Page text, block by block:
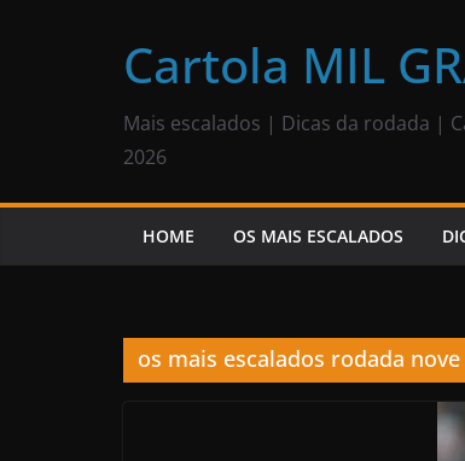
Cartola MIL
Mais escalados | Dicas da rodada |
2026
HOME OS MAIS ESCALADOS
os mais escalados rodada nove